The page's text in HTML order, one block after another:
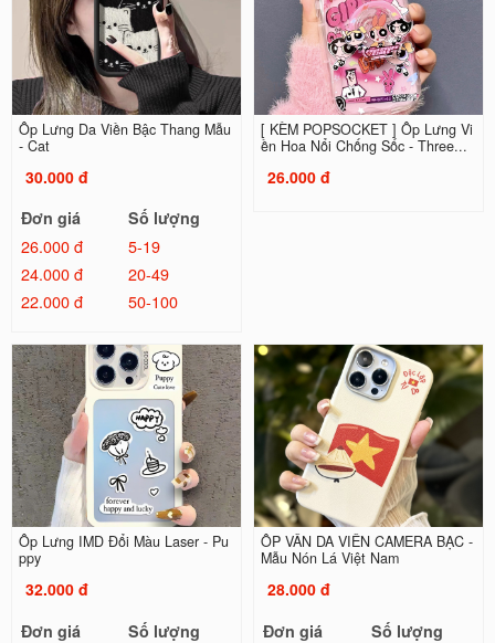
Ốp Lưng Da Viền Bậc Thang Mẫu
- Cat
30.000 đ
Đơn giá
Số lượng
26.000 đ
5-19
24.000 đ
20-49
22.000 đ
50-100
[ KÈM POPSOCKET ] Ốp Lưng Vi
ền Hoa Nổi Chống Sốc - Three...
26.000 đ
Ốp Lưng IMD Đổi Màu Laser - Pu
ppy
32.000 đ
Đơn giá
Số lượng
ỐP VÂN DA VIỀN CAMERA BẠC -
Mẫu Nón Lá Việt Nam
28.000 đ
Đơn giá
Số lượng